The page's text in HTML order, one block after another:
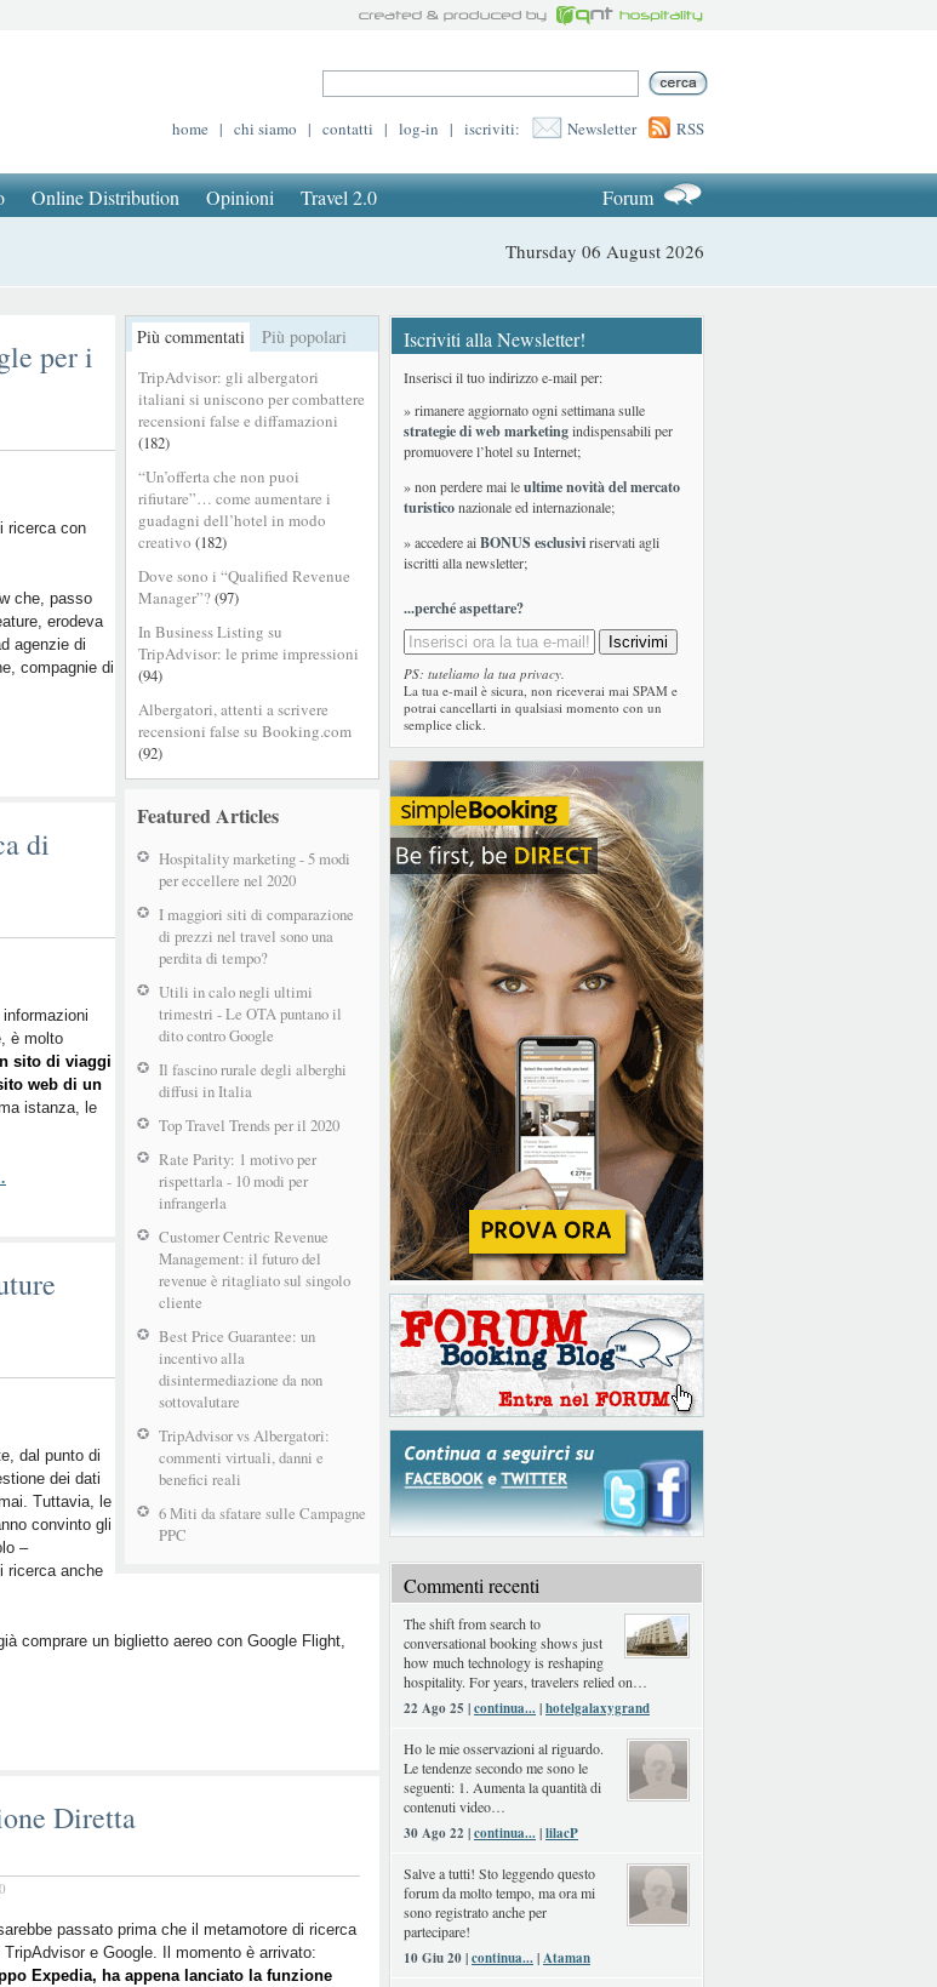
home | chi siamo | contatti | log-in | iscriviti: Newsletter RSS
Online Distribution Opinioni Travel 2.0 Forum
Thursday 06 August 2026
Più commentati Più popolari
TripAdvisor: gli albergatori
italiani si uniscono per combattere
recensioni false e diffamazioni
(182)
“Un’offerta che non puoi
rifiutare”… come aumentare i
guadagni dell’hotel in modo
creativo (182)
Dove sono i “Qualified Revenue
Manager”?(97)
In Business Listing su
TripAdvisor: le prime impressioni
(94)
Albergatori, attenti a scrivere
recensioni false su Booking.com
(92)
Featured Articles
Hospitality marketing - 5 modi
per eccellere nel 2020
I maggiori siti di comparazione
di prezzi nel travel sono una
perdita di tempo?
Utili in calo negli ultimi
trimestri - Le OTA puntano il
dito contro Google
Il fascino rurale degli alberghi
diffusi in Italia
Top Travel Trends per il 2020
Rate Parity: 1 motivo per
rispettarla - 10 modi per
infrangerla
Customer Centric Revenue
Management: il futuro del
revenue è ritagliato sul singolo
cliente
Best Price Guarantee: un
incentivo alla
disintermediazione da non
sottovalutare
TripAdvisor vs Albergatori:
commenti virtuali, danni e
benefici reali
6 Miti da sfatare sulle Campagne
PPC
per i
ricerca con
che, passo
erodeva
agenzie di
compagnie di
di
è molto
sito di viaggi
web di un
istanza, le
dal punto di
dei dati
Tuttavia, le
convinto gli
–
ricerca anche
comprare un biglietto aereo con Google Flight,
Diretta
passato prima che il metamotore di ricerca
e Google. Il momento è arrivato:
Expedia, ha appena lanciato la funzione
Iscriviti alla Newsletter!
Inserisci il tuo indirizzo e-mail per:
» rimanere aggiornato ogni settimana sulle
strategie di web marketingindispensabili per
promuovere l’hotel su Internet;
» non perdere mai leultime novità del mercato
turisticonazionale ed internazionale;
» accedere aiBONUS esclusiviriservati agli
iscritti alla newsletter;
...perché aspettare?
PS: tuteliamo la tua privacy.
La tua e-mail è sicura, non riceverai mai SPAM e
potrai cancellarti in qualsiasi momento con un
semplice click.
Commenti recenti
The shift from search to
conversational booking shows just
how much technology is reshaping
hospitality. For years, travelers relied on…
22 Ago 25 |continua...|hotelgalaxygrand
Ho le mie osservazioni al riguardo.
Le tendenze secondo me sono le
seguenti: 1. Aumenta la quantità di
contenuti video…
30 Ago 22 |continua...|lilacP
Salve a tutti! Sto leggendo questo
forum da molto tempo, ma ora mi
sono registrato anche per
partecipare!
10 Giu 20 |continua...|Ataman